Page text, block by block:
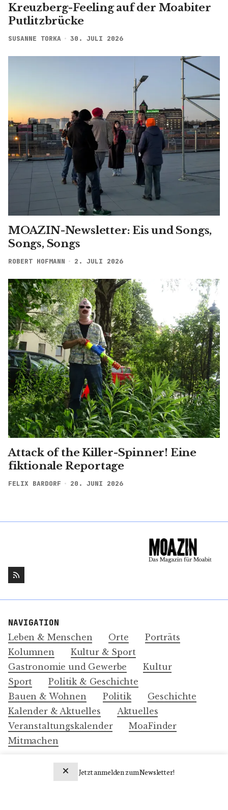
Kreuzberg-Feeling auf der Moabiter
Putlitzbrücke
SUSANNE TORKA 30. JULI 2026
MOAZIN-Newsletter: Eis und Songs,
Songs, Songs
ROBERT HOFMANN 2. JULI 2026
Attack of the Killer-Spinner! Eine
fiktionale Reportage
FELIX BARDORF 20. JUNI 2026
NAVIGATION
Leben & Menschen Orte
Porträts
Kolumnen
Kultur & Sport
Gastronomie und Gewerbe
Kultur
Sport
Politik & Geschichte
Bauen & Wohnen
Politik
Geschichte
Kalender & Aktuelles
Aktuelles
Veranstaltungskalender
MoaFinder
Mitmachen
Jetzt anmelden zum Newsletter!